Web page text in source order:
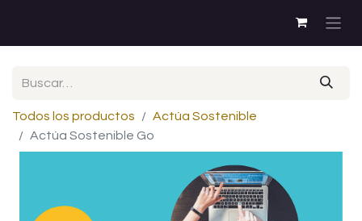
Todos los productos
Actúa Sostenible
Actúa Sostenible Go